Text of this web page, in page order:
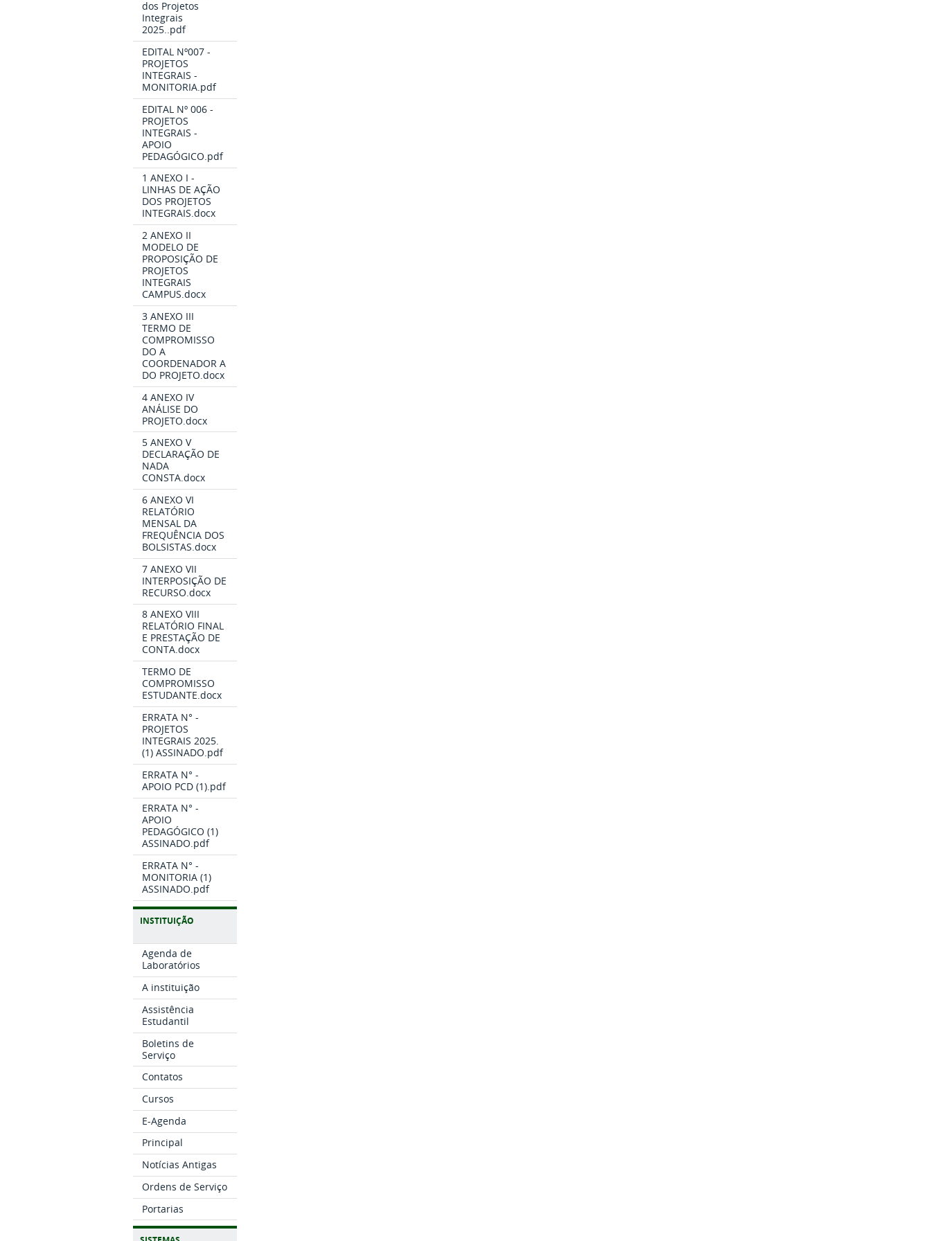
dos Projetos
Integrais
2025..pdf
EDITAL Nº007 -
PROJETOS
INTEGRAIS -
MONITORIA.pdf
EDITAL Nº 006 -
PROJETOS
INTEGRAIS -
APOIO
PEDAGÓGICO.pdf
1 ANEXO I -
LINHAS DE AÇÃO
DOS PROJETOS
INTEGRAIS.docx
2 ANEXO II
MODELO DE
PROPOSIÇÃO DE
PROJETOS
INTEGRAIS
CAMPUS.docx
3 ANEXO III
TERMO DE
COMPROMISSO
DO A
COORDENADOR A
DO PROJETO.docx
4 ANEXO IV
ANÁLISE DO
PROJETO.docx
5 ANEXO V
DECLARAÇÃO DE
NADA
CONSTA.docx
6 ANEXO VI
RELATÓRIO
MENSAL DA
FREQUÊNCIA DOS
BOLSISTAS.docx
7 ANEXO VII
INTERPOSIÇÃO DE
RECURSO.docx
8 ANEXO VIII
RELATÓRIO FINAL
E PRESTAÇÃO DE
CONTA.docx
TERMO DE
COMPROMISSO
ESTUDANTE.docx
ERRATA N° -
PROJETOS
INTEGRAIS 2025.
(1) ASSINADO.pdf
ERRATA N° -
APOIO PCD (1).pdf
ERRATA N° -
APOIO
PEDAGÓGICO (1)
ASSINADO.pdf
ERRATA N° -
MONITORIA (1)
ASSINADO.pdf
INSTITUIÇÃO
Agenda de
Laboratórios
A instituição
Assistência
Estudantil
Boletins de
Serviço
Contatos
Cursos
E-Agenda
Principal
Notícias Antigas
Ordens de Serviço
Portarias